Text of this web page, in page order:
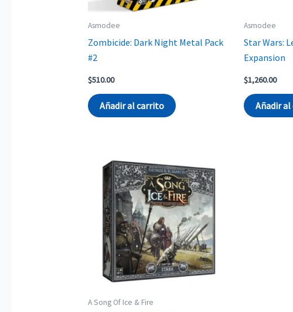
Asmodee
Zombicide: Dark Night Metal Pack
#2
$510.00
Añadir al carrito
Asmodee
Star Wars:
Expansion
$1,260.00
Añadir
A Song Of Ice & Fire